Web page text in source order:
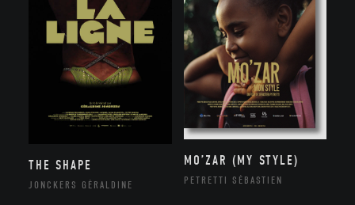
THE SHAPE
JONCKERS GÉRALDINE
MO’ZAR (MY STYLE)
PETRETTI SÉBASTIEN